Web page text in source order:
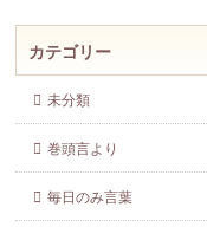
カテゴリー
未分類
巻頭言より
毎日のみ言葉